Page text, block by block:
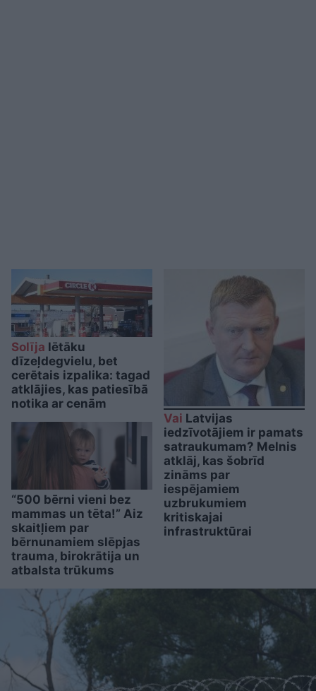
Solīja lētāku
dīzeļdegvielu, bet
cerētais izpalika: tagad
atklājies, kas patiesībā
notika ar cenām
“500 bērni vieni bez
mammas un tēta!” Aiz
skaitļiem par
bērnunamiem slēpjas
trauma, birokrātija un
atbalsta trūkums
Vai Latvijas
iedzīvotājiem ir pamats
satraukumam? Melnis
atklāj, kas šobrīd
zināms par
iespējamiem
uzbrukumiem
kritiskajai
infrastruktūrai